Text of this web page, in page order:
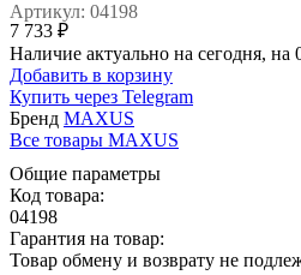
Артикул: 04198
7 733 ₽
Наличие актуально на сегодня, на
Добавить в корзину
Купить через Telegram
Бренд MAXUS
Все товары MAXUS
Общие параметры
Код товара:
04198
Гарантия на товар:
Товар обмену и возврату не